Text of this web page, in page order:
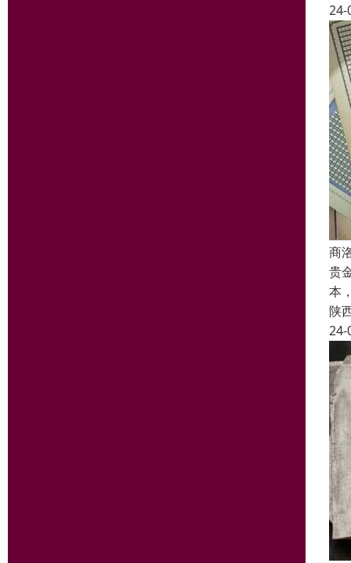
24-
商
贵
本
陕
24-